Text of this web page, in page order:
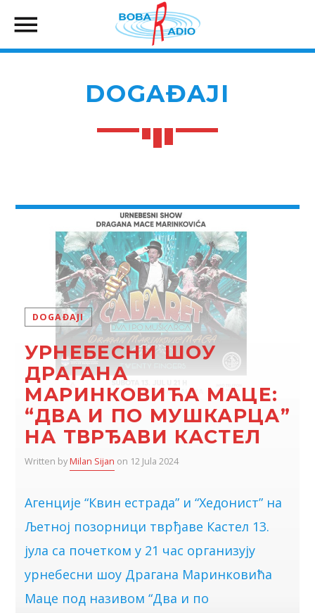
DOGAĐAJI
DOGAĐAJI
УРНЕБЕСНИ ШОУ
ДРАГАНА
МАРИНКОВИЋА МАЦЕ:
“ДВА И ПО МУШКАРЦА”
НА ТВРЂАВИ КАСТЕЛ
Written byMilan Sijan on 12 Jula 2024
Агенције “Квин естрада” и “Хедонист” на
Љетној позорници тврђаве Кастел 13.
јула са почетком у 21 час организују
урнебесни шоу Драгана Маринковића
Маце под називом “Два и по